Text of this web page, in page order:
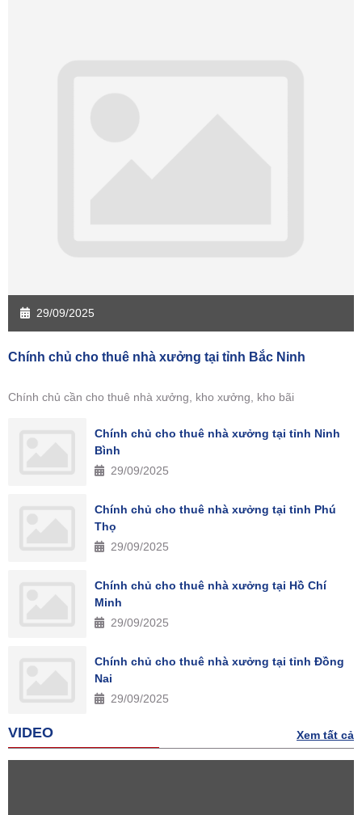
29/09/2025
Chính chủ cho thuê nhà xưởng tại tỉnh Bắc Ninh
Chính chủ cần cho thuê nhà xưởng, kho xưởng, kho bãi
Chính chủ cho thuê nhà xưởng tại tỉnh Ninh
Bình
29/09/2025
Chính chủ cho thuê nhà xưởng tại tỉnh Phú
Thọ
29/09/2025
Chính chủ cho thuê nhà xưởng tại Hồ Chí
Minh
29/09/2025
Chính chủ cho thuê nhà xưởng tại tỉnh Đồng
Nai
29/09/2025
VIDEO Xem tất cả